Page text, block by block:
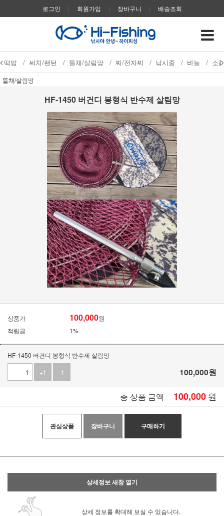
로그인 | 회원가입 | 장바구니 | 배송조회
떡밥 / 써치/랜턴 / 뜰채/살림망 / 찌/전자찌 / 낚시줄 / 바늘 / 소
뜰채/살림망
HF-1450 버건디 봉형식 반수제 살림망
상품가 100,000원
적립금
1%
HF-1450 버건디 봉형식 반수제 살림망
+1
-1 100,000원
총 상품 금액 100,000 원
관심상품 장바구니 구매하기
상세정보 새창 열기
상세 정보를 확대해 보실 수 있습니다.